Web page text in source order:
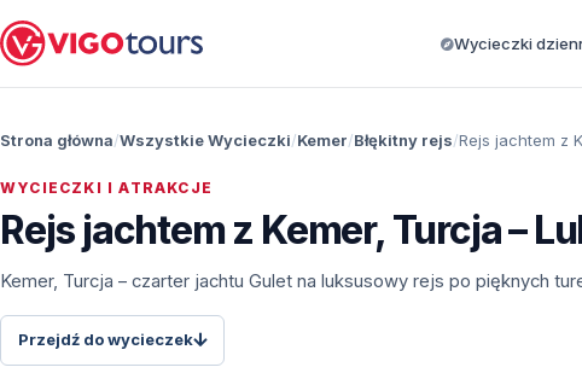
Wycieczki
Strona główna Wszystkie Wycieczki Kemer Błękitny rejs Rejs jachtem z
WYCIECZKI I ATRAKCJE
Rejs jachtem z Kemer, Turcja –
Kemer, Turcja – czarter jachtu Gulet na luksusowy rejs po pięknych
Przejdź do wycieczek